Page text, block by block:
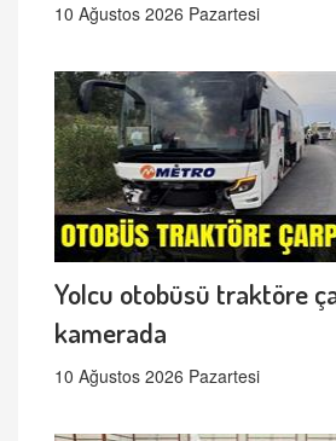
10 Ağustos 2026 Pazartesi
Yolcu otobüsü traktöre
kamerada
10 Ağustos 2026 Pazartesi